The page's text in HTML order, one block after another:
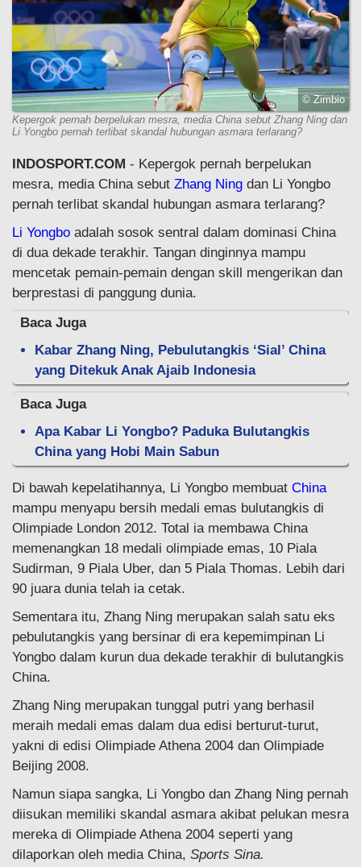
© Zimbio
Kepergok pernah berpelukan mesra, media China sebut Zhang Ning dan
Li Yongbo pernah terlibat skandal hubungan asmara terlarang?
INDOSPORT.COM - Kepergok pernah berpelukan
mesra, media China sebut Zhang Ning dan Li Yongbo
pernah terlibat skandal hubungan asmara terlarang?
Li Yongbo adalah sosok sentral dalam dominasi China
di dua dekade terakhir. Tangan dinginnya mampu
mencetak pemain-pemain dengan skill mengerikan dan
berprestasi di panggung dunia.
Baca Juga
Kabar Zhang Ning, Pebulutangkis ‘Sial’ China
yang Ditekuk Anak Ajaib Indonesia
Baca Juga
Apa Kabar Li Yongbo? Paduka Bulutangkis
China yang Hobi Main Sabun
Di bawah kepelatihannya, Li Yongbo membuat China
mampu menyapu bersih medali emas bulutangkis di
Olimpiade London 2012. Total ia membawa China
memenangkan 18 medali olimpiade emas, 10 Piala
Sudirman, 9 Piala Uber, dan 5 Piala Thomas. Lebih dari
90 juara dunia telah ia cetak.
Sementara itu, Zhang Ning merupakan salah satu eks
pebulutangkis yang bersinar di era kepemimpinan Li
Yongbo dalam kurun dua dekade terakhir di bulutangkis
China.
Zhang Ning merupakan tunggal putri yang berhasil
meraih medali emas dalam dua edisi berturut-turut,
yakni di edisi Olimpiade Athena 2004 dan Olimpiade
Beijing 2008.
Namun siapa sangka, Li Yongbo dan Zhang Ning pernah
diisukan memiliki skandal asmara akibat pelukan mesra
mereka di Olimpiade Athena 2004 seperti yang
dilaporkan oleh media China, Sports Sina.